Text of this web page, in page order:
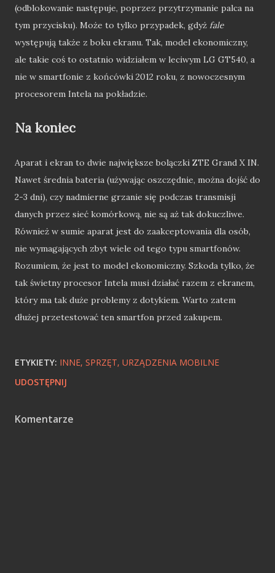
(odblokowanie następuje, poprzez przytrzymanie palca na
tym przycisku). Może to tylko przypadek, gdyż fale
występują także z boku ekranu. Tak, model ekonomiczny,
ale takie coś to ostatnio widziałem w leciwym LG GT540, a
nie w smartfonie z końcówki 2012 roku, z nowoczesnym
procesorem Intela na pokładzie.
Na koniec
Aparat i ekran to dwie największe bolączki ZTE Grand X IN.
Nawet średnia bateria (używając oszczędnie, można dojść do
2-3 dni), czy nadmierne grzanie się podczas transmisji
danych przez sieć komórkową, nie są aż tak dokuczliwe.
Również w sumie aparat jest do zaakceptowania dla osób,
nie wymagających zbyt wiele od tego typu smartfonów.
Rozumiem, że jest to model ekonomiczny. Szkoda tylko, że
tak świetny procesor Intela musi działać razem z ekranem,
który ma tak duże problemy z dotykiem. Warto zatem
dłużej przetestować ten smartfon przed zakupem.
ETYKIETY: INNE SPRZĘT URZĄDZENIA MOBILNE
UDOSTĘPNIJ
Komentarze